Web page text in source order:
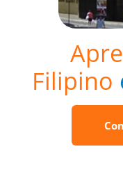
Filipino